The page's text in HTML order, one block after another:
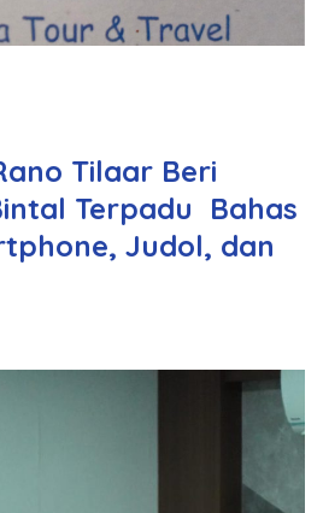
Tilaar Beri
Terpadu Bahas
Judol, dan